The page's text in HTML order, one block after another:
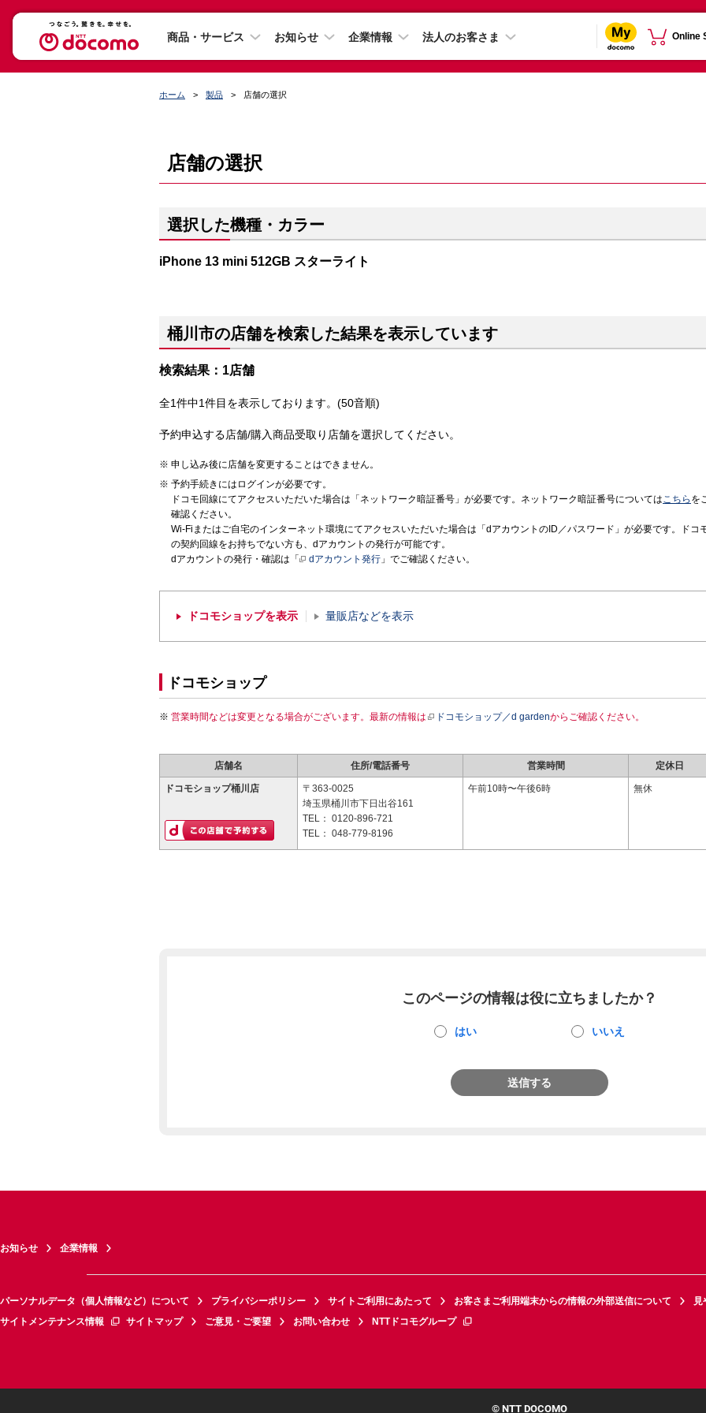
商品・サービス お知らせ 企業情報 法人のお客さま Online
ホーム 製品 店舗の選択
店舗の選択
選択した機種・カラー
iPhone 13 mini 512GB スターライト
桶川市の店舗を検索した結果を表示しています
検索結果：1店舗
全1件中1件目を表示しております。(50音順)
予約申込する店舗/購入商品受取り店舗を選択してください。
申し込み後に店舗を変更することはできません。
予約手続きにはログインが必要です。
ドコモ回線にてアクセスいただいた場合は「ネットワーク暗証番号」が必要です。ネットワーク暗証番号についてはこちら を
確認ください。
Wi-Fiまたはご自宅のインターネット環境にてアクセスいただいた場合は「dアカウントのID／パスワード」が必要です。ドコ
の契約回線をお持ちでない方も、dアカウントの発行が可能です。
dアカウントの発行・確認は「
dアカウント発行 」でご確認ください。
ドコモショップを表示 量販店などを表示
ドコモショップ
営業時間などは変更となる場合がございます。最新の情報は ドコモショップ／d gardenからご確認ください。
店舗名 住所/電話番号 営業時間 定休日
ドコモショップ桶川店
〒363-0025
埼玉県桶川市下日出谷161
TEL： 0120-896-721
TEL： 048-779-8196
午前10時〜午後6時 無休
このページの情報は役に立ちましたか？
はい いいえ
送信する
お知らせ 企業情報
パーソナルデータ（個人情報など）について プライバシーポリシー サイトご利用にあたって お客さまご利用端末からの情報の外部送信について
見
サイトメンテナンス情報
サイトマップ ご意見・ご要望 お問い合わせ NTTドコモグループ
© NTT DOCOMO